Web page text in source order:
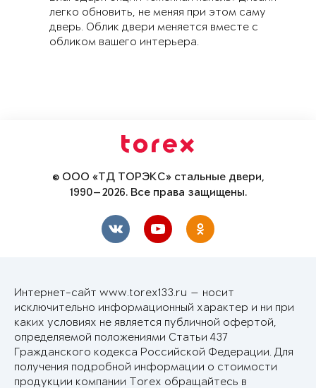
легко обновить, не меняя при этом саму
дверь. Облик двери меняется вместе с
обликом вашего интерьера.
© ООО «ТД ТОРЭКС» стальные двери,
1990—2026. Все права защищены.
Интернет-сайт www.torex133.ru — носит
исключительно информационный характер и ни при
каких условиях не является публичной офертой,
определяемой положениями Статьи 437
Гражданского кодекса Российской Федерации. Для
получения подробной информации о стоимости
продукции компании Torex обращайтесь в